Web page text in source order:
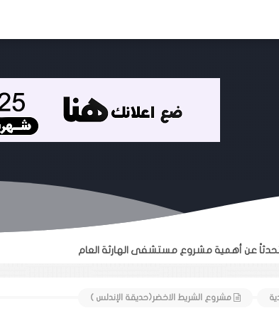
عن أهمية مشروع مستشفى الهارثة العام
مشروع الشريط الاخضر(حديقة الإندلس )